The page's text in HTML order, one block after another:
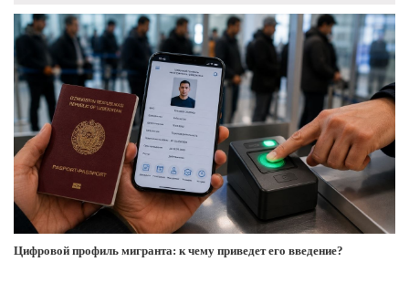
Цифровой профиль мигранта: к чему приведет его введение?